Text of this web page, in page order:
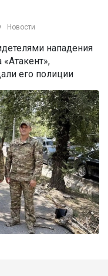
Новости
нападения
его полиции